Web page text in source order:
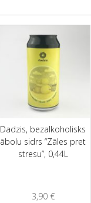
Dadzis, bezalkoholisks
ābolu sidrs “Zāles pret
stresu”, 0,44L
3,90 €